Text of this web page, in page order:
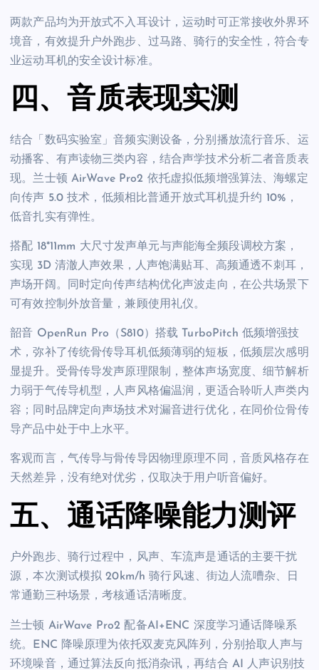
两款产品均为开放式不入耳设计，运动时可正常接收外界环
境音，有效提升户外跑步、过马路、骑行的安全性，符合专
业运动耳机的安全设计标准。
四、音质表现实测
结合「数码实验室」音频实测设备，分别播放流行音乐、运
动播客、有声读物三类内容，结合声学技术分析二者音质表
现。兰士顿 AirWave Pro2 依托虚拟低频增强算法、海螺定
向传声 5.0 技术，低频相比普通开放式耳机提升约 10%，
低音扎实有弹性。
搭配 18*11mm 大尺寸发声单元与声能海全频段调校方案，
实现 3D 清澈人声效果，人声饱满贴耳、高频通透不刺耳，
声场开阔。同时定向传声结构优化声波走向，在公共场景下
可有效控制外放音量，兼顾使用礼仪。
韶音 OpenRun Pro（S810）搭载 TurboPitch 低频增强技
术，弥补了传统骨传导耳机低频薄弱的短板，低频层次感明
显提升。受骨传导发声原理限制，整体声场宽度、细节解析
力弱于气传导机型，人声风格偏温润，更适合聆听人声类内
容；同时品牌定向声场技术对漏音进行优化，在同价位骨传
导产品中处于中上水平。
客观而言，气传导与骨传导因物理原理不同，音质风格存在
天然差异，没有绝对优劣，仅取决于用户听音偏好。
五、通话降噪能力测评
户外跑步、骑行过程中，风声、车流声是通话的主要干扰
源，本次测试模拟 20km/h 骑行风速、街边人流嘈杂、日
常通勤三种场景，考核通话清晰度。
兰士顿 AirWave Pro2 配备AI+ENC 深度学习通话降噪系
统。ENC 降噪原理为依托双麦克风阵列，分别拾取人声与
环境噪音，通过算法反向抵消杂讯，再结合 AI 人声识别技